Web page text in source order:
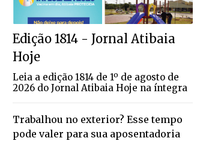
Edição 1814 - Jornal Atibaia
Hoje
Leia a edição 1814 de 1º de agosto de
2026 do Jornal Atibaia Hoje na íntegra
Trabalhou no exterior? Esse tempo
pode valer para sua aposentadoria